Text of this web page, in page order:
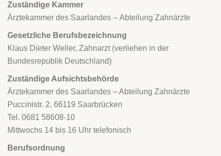
Zuständige Kammer
Ärztekammer des Saarlandes – Abteilung Zahnärzte
Gesetzliche Berufsbezeichnung
Klaus Dieter Weller, Zahnarzt (verliehen in der
Bundesrepublik Deutschland)
Zuständige Aufsichtsbehörde
Ärztekammer des Saarlandes – Abteilung Zahnärzte
Puccinistr. 2, 66119 Saarbrücken
Tel. 0681 58608-10
Mittwochs 14 bis 16 Uhr telefonisch
Berufsordnung